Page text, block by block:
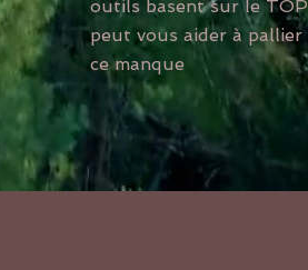
outils basent sur le TOP
peut vous aider à pallier
ce manque